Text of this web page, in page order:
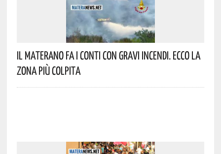
Il Materano Fa I Conti Con Gravi Incendi. Ecco La
Zona Più Colpita